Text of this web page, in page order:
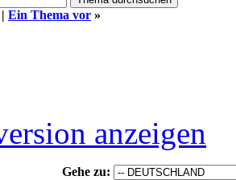
| Ein Thema vor »
anzeigen
Gehe zu: